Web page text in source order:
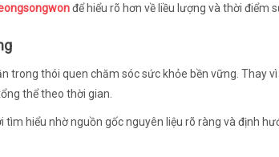
để hiểu rõ hơn về liều lượng và thời điểm
trong thói quen chăm sóc sức khỏe bền vững. Thay
thể theo thời gian.
tìm hiểu nhờ nguồn gốc nguyên liệu rõ ràng và định